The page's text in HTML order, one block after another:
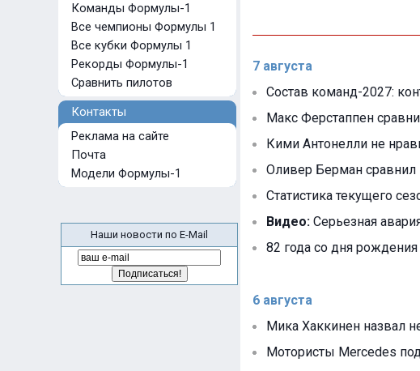
Команды Формулы-1
Все чемпионы Формулы 1
Все кубки Формулы 1
Рекорды Формулы-1
Сравнить пилотов
Контакты
Реклама на сайте
Почта
Модели Формулы-1
Наши новости по E-Mail
7 августа
Состав команд-2027:
Макс Ферстаппен
Кими Антонелли не
Оливер Берман
Статистика текущего
Видео: Серьезная
82 года со дня
6 августа
Мика Хаккинен назвал
Мотористы Mercedes